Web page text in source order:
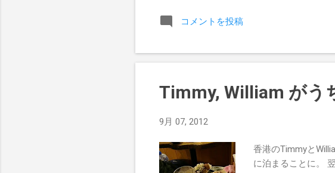
コメントを投稿
Timmy, William がう
9月 07, 2012
香港のTimmyと
に泊まることに。